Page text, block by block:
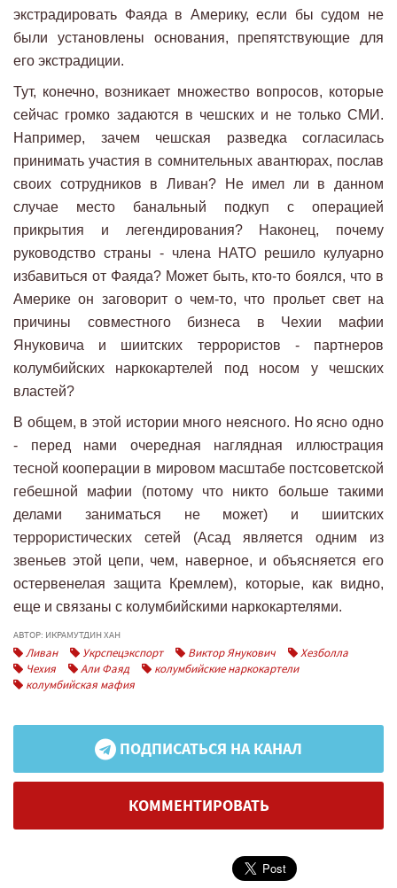
экстрадировать Фаяда в Америку, если бы судом не
были установлены основания, препятствующие для
его экстрадиции.
Тут, конечно, возникает множество вопросов, которые
сейчас громко задаются в чешских и не только СМИ.
Например, зачем чешская разведка согласилась
принимать участия в сомнительных авантюрах, послав
своих сотрудников в Ливан? Не имел ли в данном
случае место банальный подкуп с операцией
прикрытия и легендирования? Наконец, почему
руководство страны - члена НАТО решило кулуарно
избавиться от Фаяда? Может быть, кто-то боялся, что в
Америке он заговорит о чем-то, что прольет свет на
причины совместного бизнеса в Чехии мафии
Януковича и шиитских террористов - партнеров
колумбийских наркокартелей под носом у чешских
властей?
В общем, в этой истории много неясного. Но ясно одно
- перед нами очередная наглядная иллюстрация
тесной кооперации в мировом масштабе постсоветской
гебешной мафии (потому что никто больше такими
делами заниматься не может) и шиитских
террористических сетей (Асад является одним из
звеньев этой цепи, чем, наверное, и объясняется его
остервенелая защита Кремлем), которые, как видно,
еще и связаны с колумбийскими наркокартелями.
АВТОР: ИКРАМУТДИН ХАН
Ливан Укрспецэкспорт Виктор Янукович
Хезболла
Чехия
Али Фаяд
колумбийские наркокартели
колумбийская мафия
ПОДПИСАТЬСЯ НА КАНАЛ
КОММЕНТИРОВАТЬ